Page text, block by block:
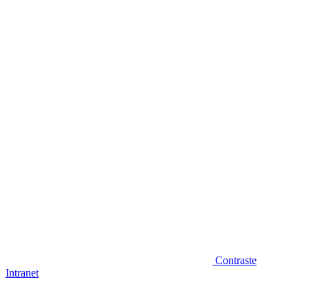
Contraste
Intranet